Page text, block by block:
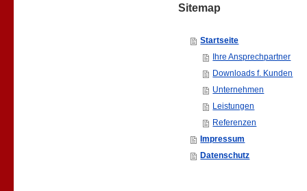
Sitemap
Startseite
Ihre Ansprechpartner
Downloads f. Kunden
Unternehmen
Leistungen
Referenzen
Impressum
Datenschutz